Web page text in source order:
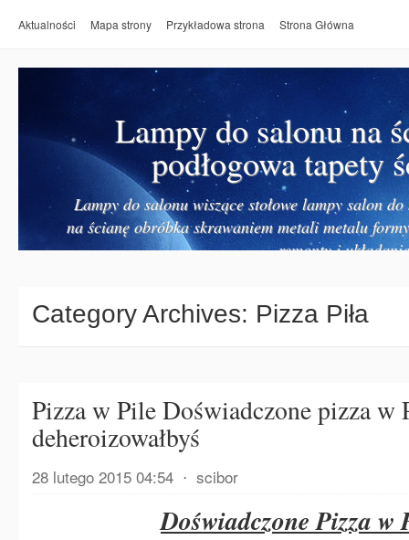
Aktualności Mapa strony Przykładowa strona Strona Główna
Lampy do salonu na
podłogowa tapety
Lampy do salonu wiszące stołowe lampy salon
na ścianę obróbka skrawaniem metali metalu
remonty i
Category Archives: Pizza Piła
Pizza w Pile Doświadczone pizza w
deheroizowałbyś
28 lutego 2015 04:54 ⋅ scibor
Doświadczone Pizza w